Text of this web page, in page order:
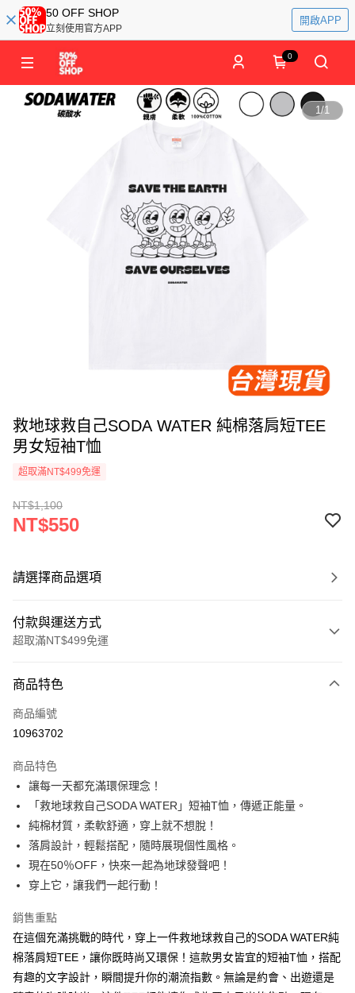
50 OFF SHOP
立刻使用官方APP
開啟APP
0
1/1
救地球救自己SODA WATER 純棉落肩短TEE
男女短袖T恤
超取滿NT$499免運
NT$1,100
NT$550
請選擇商品選項
付款與運送方式
超取滿NT$499免運
信用卡一次付款
超商取貨付款
Apple Pay
街口支付
悠遊付
Google Pay
【大哥付你分期使用說明】
1.本服務由台灣大哥大提供，台灣大哥大用戶可立即使用無須另外申請。
AFTEE先享後付
商品特色
商品編號
10963702
商品特色
讓每一天都充滿環保理念！
「救地球救自己SODA WATER」短袖T恤，傳遞正能量。
純棉材質，柔軟舒適，穿上就不想脫！
落肩設計，輕鬆搭配，隨時展現個性風格。
現在50％OFF，快來一起為地球發聲吧！
穿上它，讓我們一起行動！
銷售重點
在這個充滿挑戰的時代，穿上一件救地球救自己的SODA WATER純
棉落肩短TEE，讓你既時尚又環保！這款男女皆宜的短袖T恤，搭配
有趣的文字設計，瞬間提升你的潮流指數。無論是約會、出遊還是